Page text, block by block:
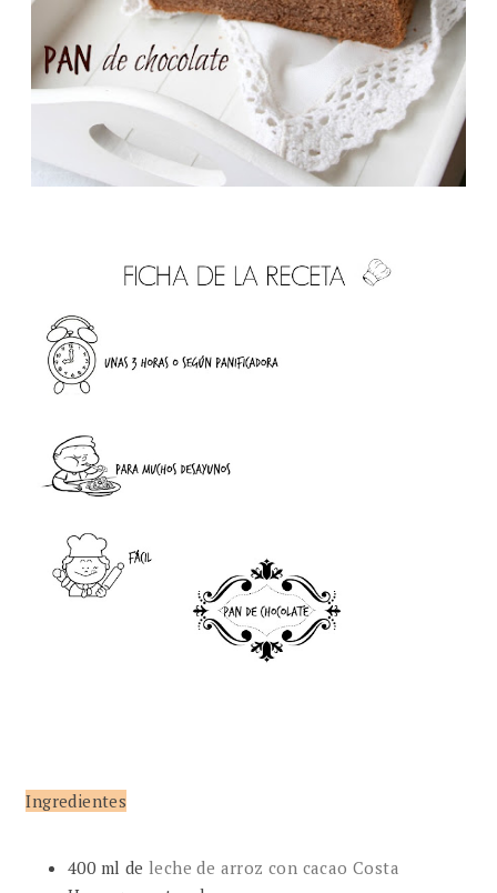
Ingredientes
400 ml de leche de arroz con cacao Costa